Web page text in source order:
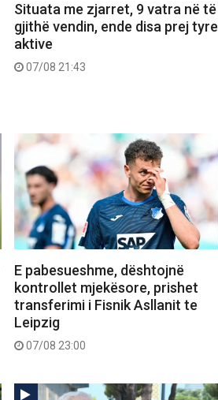
Situata me zjarret, 9 vatra në të
gjithë vendin, ende disa prej tyre
aktive
07/08 21:43
E pabesueshme, dështojnë
kontrollet mjekësore, prishet
transferimi i Fisnik Asllanit te
Leipzig
07/08 23:00